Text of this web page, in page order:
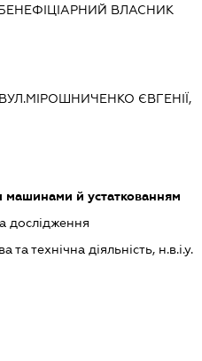
ВЛАСНИК
ЄВГЕНІЇ,
машинами й устаткованням
дослідження
технічна діяльність, н.в.і.у.